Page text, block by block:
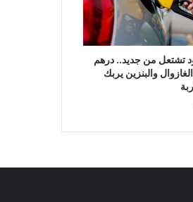
تشتعل من جديد.. درهم
والبنزين يربك